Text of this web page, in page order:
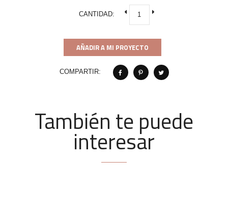
CANTIDAD:
AÑADIR A MI PROYECTO
COMPARTIR:
También te puede
interesar